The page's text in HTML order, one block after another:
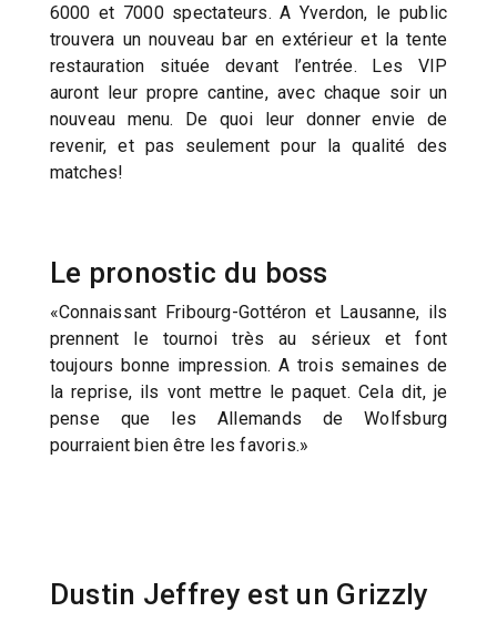
6000 et 7000 spectateurs. A Yverdon, le public
trouvera un nouveau bar en extérieur et la tente
restauration située devant l’entrée. Les VIP
auront leur propre cantine, avec chaque soir un
nouveau menu. De quoi leur donner envie de
revenir, et pas seulement pour la qualité des
matches!
Le pronostic du boss
«Connaissant Fribourg-Gottéron et Lausanne, ils
prennent le tournoi très au sérieux et font
toujours bonne impression. A trois semaines de
la reprise, ils vont mettre le paquet. Cela dit, je
pense que les Allemands de Wolfsburg
pourraient bien être les favoris.»
Dustin Jeffrey est un Grizzly